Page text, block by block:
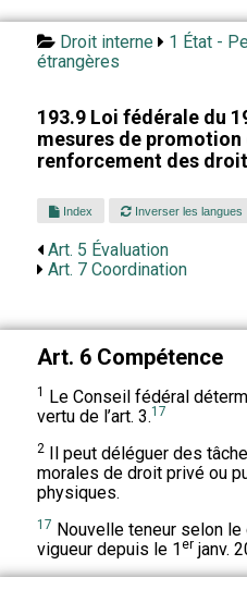
Droit interne 1 État -
étrangères
193.9 Loi fédérale du
mesures de
renforcement des
Index Inverser les langues
Art. 5 Évaluation
Art. 7 Coordination
Art. 6 Compétence
1 Le Conseil fédéral
vertu de l’art. 3.17
2Il peut déléguer des
morales de droit privé ou
physiques.
17 Nouvelle teneur selon le
vigueur depuis le 1erjanv.